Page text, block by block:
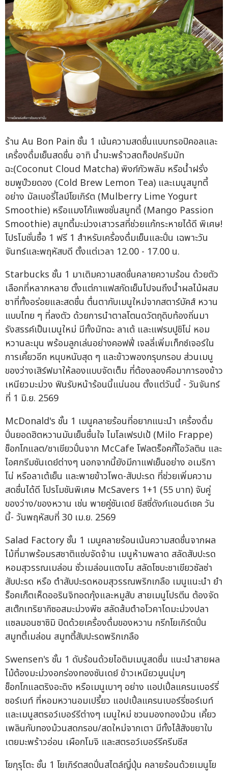
ร้าน Au Bon Pain ชั้น 1 เน้นความสดชื่นแบบทรอปิคอลและ
เครื่องดื่มเย็นสดชื่น อาทิ น้ำมะพร้าวสดท็อปครีมมัท
ฉะ(Coconut Cloud Matcha) พิงก์กัวพลัม หรือน้ำฝรั่ง
ชมพูบ๊วยดอง (Cold Brew Lemon Tea) และเมนูสมูทตี้
อย่าง มัลเบอรี่ไลม์โยเกิร์ต (Mulberry Lime Yogurt
Smoothie) หรือแมงโก้แพชชั่นสมูทตี้ (Mango Passion
Smoothie) สมูทตี้มะม่วงเสาวรสที่ช่วยแก้กระหายได้ดี พิเศษ!
โปรโมชั่นซื้อ 1 ฟรี 1 สำหรับเครื่องดื่มเย็นและปั่น เฉพาะวัน
จันทร์และพฤหัสบดี ตั้งแต่เวลา 12.00 - 17.00 น.
Starbucks ชั้น 1 มาเติมความสดชื่นคลายความร้อน ด้วยตัว
เลือกที่หลากหลาย ตั้งแต่กาแฟสกัดเย็นไปจนถึงน้ำผลไม้ผสม
ชาที่ทั้งอร่อยและสดชื่น ตื่นตากับเมนูใหม่จากสตาร์บัคส์ หวาน
แบบไทย ๆ ที่ลงตัว ด้วยการนำตาลโตนดวัตถุดิบท้องถิ่นมา
รังสรรค์เป็นเมนูใหม่ มีทั้งมัทฉะ ลาเต้ และแฟรบปูชิโน่ หอม
หวานละมุน พร้อมลูกเล่นอย่างคอฟฟี่ เจลลี่เพิ่มเท็กซ์เจอร์ใน
การเคี้ยวอีก หนุบหนับสุด ๆ และข้าวพองกรุบกรอบ ส่วนเมนู
ของว่างเสิร์ฟมาให้ลองแบบจัดเต็ม ที่ต้องลองคือมาการองข้าว
เหนียวมะม่วง ฟินรับหน้าร้อนนี้แน่นอน ตั้งแต่วันนี้ - วันจันทร์
ที่ 1 มิ.ย. 2569
McDonald's ชั้น 1 เมนูคลายร้อนที่อยากแนะนำ เครื่องดื่ม
ปั่นยอดฮิตหวานมันเย็นชื่นใจ ไมโลเฟรปเป้ (Milo Frappe)
ช็อกโกแลต/ชาเขียวปั่นจาก McCafe โฟลตร็อคกี้โอวัลติน และ
ไอศกรีมซันเดย์ต่างๆ นอกจากนี้ยังมีกาแฟเย็นอย่าง อเมริกา
โน่ หรือลาเต้เย็น และพายข้าวโพด-สับปะรด ที่ช่วยเพิ่มความ
สดชื่นได้ดี โปรโมชันพิเศษ McSavers 1+1 (55 บาท) จับคู่
ของว่าง/ของหวาน เช่น พายคู่ซันเดย์ ชีสซี่ดังก์แอนด์เชค วัน
นี้- วันพฤหัสบที่ 30 เม.ย. 2569
Salad Factory ชั้น 1 เมนูคลายร้อนเน้นความสดชื่นจากผล
ไม้ที่มาพร้อมรสชาติแซ่บจัดจ้าน เมนูห้ามพลาด สลัดสับปะรด
หอมสุวรรณเมล่อน ซั่วเมล่อนแตงโม สลัดโซบะชาเขียวซัลซ่า
สับปะรด หรือ ตำสับปะรดหอมสุวรรณพริกเกลือ เมนูแนะนำ ยำ
ร็อคเก็ตเห็ดออรินจิทอดกุ้งและหมูสับ สายเมนูโปรตีน ต้องจัด
สเต๊กเทริยากิซอสมะม่วงพีช สลัดส้มตำอโวคาโดมะม่วงปลา
แซลมอนซาซิมิ ปิดด้วยเครื่องดื่มของหวาน กรีกโยเกิร์ตปั่น
สมูทตี้เมล่อน สมูทตี้สับปะรดพริกเกลือ
Swensen's ชั้น 1 ดับร้อนด้วยไอติมเมนูสดชื่น แนะนำสายผล
ไม้ต้องมะม่วงอกร่องทองซันเดย์ ข้าวเหนียวมูนนุ่มๆ
ช็อกโกแลตริงอะดิง หรือเมนูเบาๆ อย่าง แอปเปิ้ลแครนเบอร์รี่
ซอร์เบท์ ที่หอมหวานอมเปรี้ยว แอปเปิ้ลแครนเบอร์รี่ซอร์เบท์
และเมนูสตรอว์เบอร์รีต่างๆ เมนูใหม่ ชวนมองทองม้วน เคี้ยว
เพลินกับทองม้วนสดกรอบ/สดใหม่จากเตา มีทั้งไส้สังขยาใบ
เตยมะพร้าวอ่อน เผือกโมจิ และสตรอว์เบอร์รีครีมชีส
โยกุรุโตะ ชั้น 1 โยเกิร์ตสดปั่นสไตล์ญี่ปุ่น คลายร้อนด้วยเมนูโย